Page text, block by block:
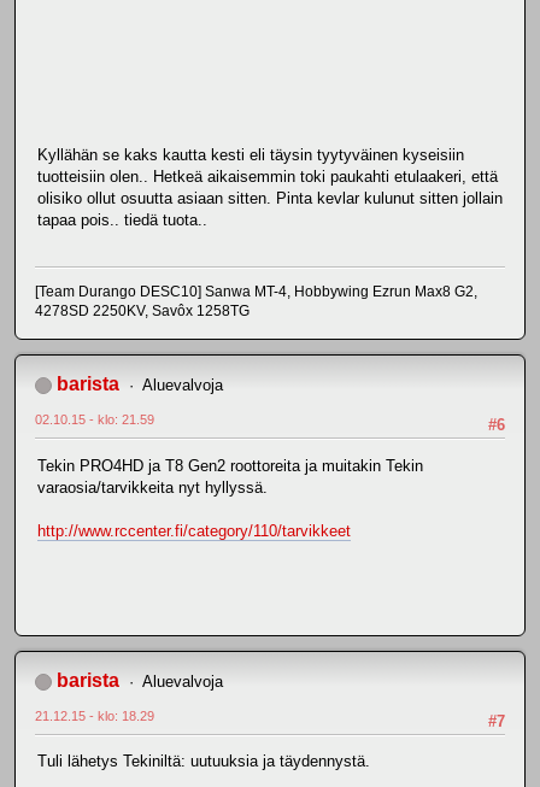
Kyllähän se kaks kautta kesti eli täysin tyytyväinen kyseisiin
tuotteisiin olen.. Hetkeä aikaisemmin toki paukahti etulaakeri, että
olisiko ollut osuutta asiaan sitten. Pinta kevlar kulunut sitten jollain
tapaa pois.. tiedä tuota..
[Team Durango DESC10] Sanwa MT-4, Hobbywing Ezrun Max8 G2,
4278SD 2250KV, Savôx 1258TG
barista Aluevalvoja
#6
02.10.15 - klo: 21.59
Tekin PRO4HD ja T8 Gen2 roottoreita ja muitakin Tekin
varaosia/tarvikkeita nyt hyllyssä.
http://www.rccenter.fi/category/110/tarvikkeet
barista Aluevalvoja
#7
21.12.15 - klo: 18.29
Tuli lähetys Tekiniltä: uutuuksia ja täydennystä.